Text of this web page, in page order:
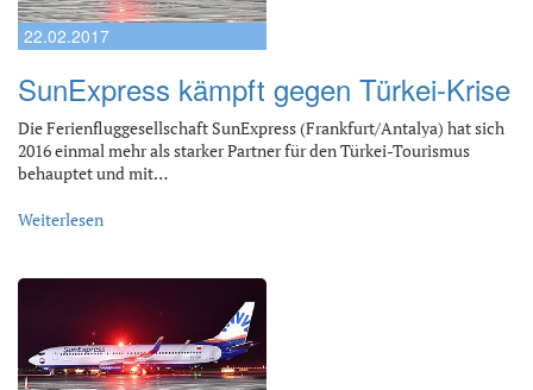
22.02.2017
SunExpress kämpft gegen Türkei-Krise
Die Ferienfluggesellschaft SunExpress (Frankfurt/Antalya) hat sich
2016 einmal mehr als starker Partner für den Türkei-Tourismus
behauptet und mit…
Weiterlesen